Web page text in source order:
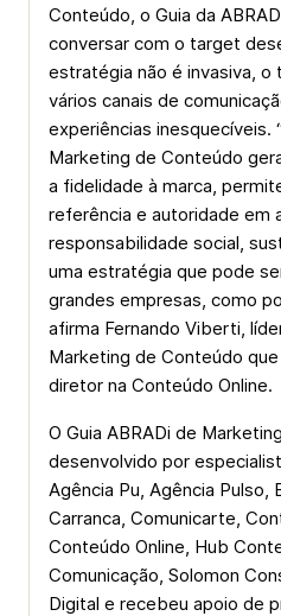
Conteúdo, o Guia da
conversar com o target
estratégia não é invasiva, o
vários canais de
experiências inesquecíveis.
Marketing de Conteúdo
a fidelidade à marca,
referência e autoridade em
responsabilidade social,
uma estratégia que pode
grandes empresas, como
afirma Fernando Viberti,
Marketing de Conteúdo
diretor na Conteúdo Online.
O Guia ABRADi de
desenvolvido por
Agência Pu, Agência Pulso,
Carranca, Comunicarte,
Conteúdo Online, Hub
Comunicação, Solomon
Digital e recebeu apoio de